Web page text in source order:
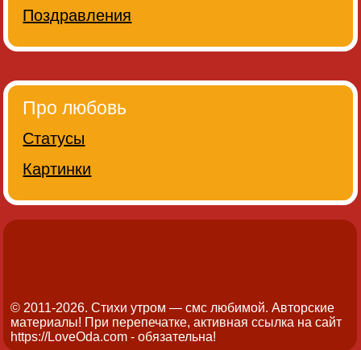
Поздравления
Про любовь
Статусы
Картинки
© 2011-2026. Стихи утром — смс любимой.Авторские
материалы! При перепечатке, активная ссылка на сайт
https://LoveOda.com - обязательна!